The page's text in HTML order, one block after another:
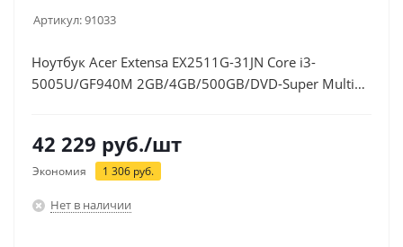
Артикул:91033
Ноутбук Acer Extensa EX2511G-31JN Core i3-
5005U/GF940M 2GB/4GB/500GB/DVD-Super Multi
42 229 руб./шт
Экономия 1 306 руб.
Нет в наличии